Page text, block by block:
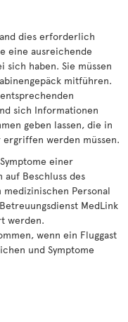
dies erforderlich
eine ausreichende
sich haben. Sie müssen
mitführen.
sich Informationen
geben lassen, die in
werden müssen.
einer
auf Beschluss des
Personal
MedLink
werden.
wenn ein Fluggast
und Symptome